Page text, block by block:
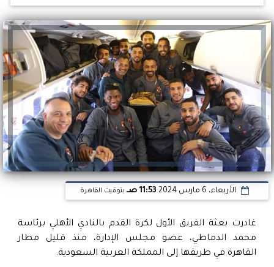
الأربعاء، 6 مارس 2024 11:53 صـ بتوقيت القاهرة
غادرت بعثة الفريق الأول لكرة القدم بالنادي الأهلي برئاسة
محمد الدماطي، عضو مجلس الإدارة، منذ قليل مطار
القاهرة في طريقها إلى المملكة العربية السعودية.